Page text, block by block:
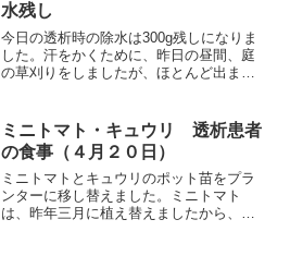
水残し
今日の透析時の除水は300g残しになりま
した。汗をかくために、昨日の昼間、庭
の草刈りをしましたが、ほとんど出ませ
も水分をとってもいいんだという気持ち
を切り替えなければな...
ミニトマト・キュウリ 透析患者
の食事（４月２０日）
ミニトマトとキュウリのポット苗をプラ
ンターに移し替えました。ミニトマト
は、昨年三月に植え替えましたから、今